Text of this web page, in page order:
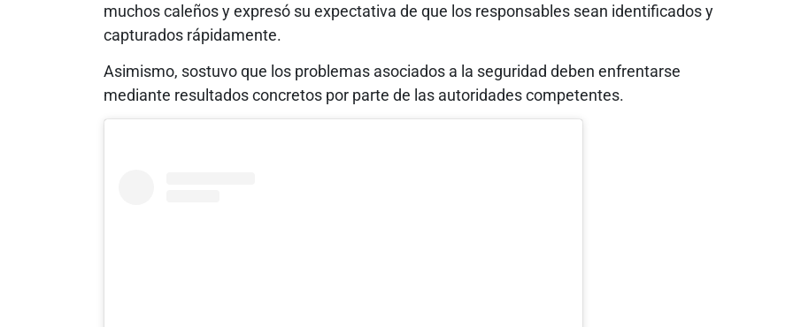
muchos caleños y expresó su expectativa de que los responsables sean identificados y
capturados rápidamente.
Asimismo, sostuvo que los problemas asociados a la seguridad deben enfrentarse
mediante resultados concretos por parte de las autoridades competentes.